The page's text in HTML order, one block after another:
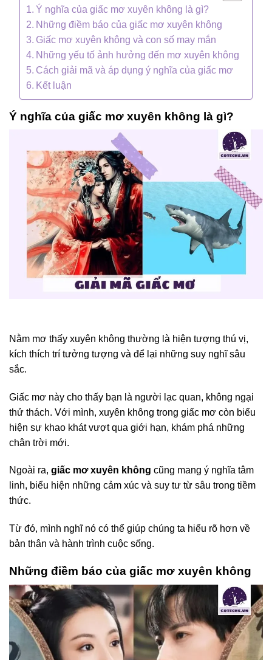
Ý nghĩa của giấc mơ xuyên không là gì?
Những điềm báo của giấc mơ xuyên không
Giấc mơ xuyên không và con số may mắn
Những yếu tố ảnh hưởng đến mơ xuyên không
Cách giải mã và áp dụng ý nghĩa của giấc mơ
Kết luận
Ý nghĩa của giấc mơ xuyên không là gì?
Nằm mơ thấy xuyên không thường là hiện tượng thú vị,
kích thích trí tưởng tượng và để lại những suy nghĩ sâu
sắc.
Giấc mơ này cho thấy bạn là người lạc quan, không ngại
thử thách. Với mình, xuyên không trong giấc mơ còn biểu
hiện sự khao khát vượt qua giới hạn, khám phá những
chân trời mới.
Ngoài ra, giấc mơ xuyên không cũng mang ý nghĩa tâm
linh, biểu hiện những cảm xúc và suy tư từ sâu trong tiềm
thức.
Từ đó, mình nghĩ nó có thể giúp chúng ta hiểu rõ hơn về
bản thân và hành trình cuộc sống.
Những điềm báo của giấc mơ xuyên không